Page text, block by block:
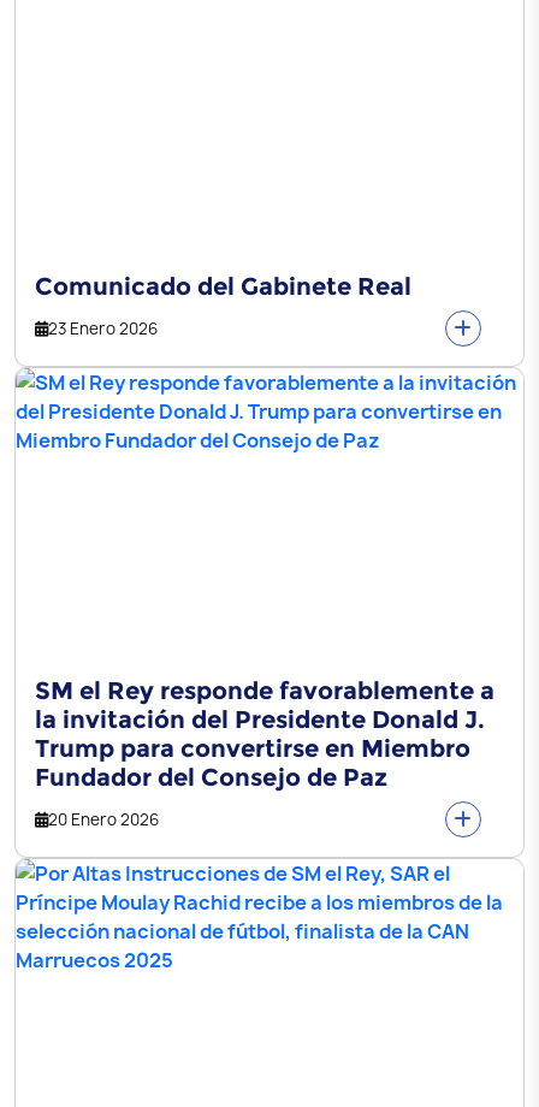
Comunicado del Gabinete Real
23 Enero 2026
SM el Rey responde favorablemente a
la invitación del Presidente Donald J.
Trump para convertirse en Miembro
Fundador del Consejo de Paz
20 Enero 2026